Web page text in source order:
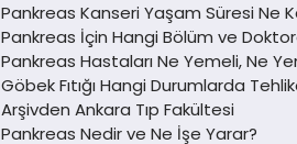
Pankreas Kanseri Yaşam Süresi Ne
Pankreas İçin Hangi Bölüm ve
Pankreas Hastaları Ne Yemeli, Ne
Göbek Fıtığı Hangi Durumlarda
Arşivden Ankara Tıp Fakültesi
Pankreas Nedir ve Ne İşe Yarar?